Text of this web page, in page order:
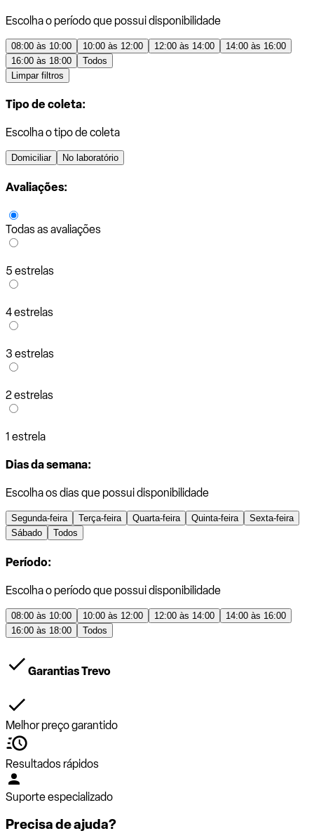
Escolha o período que possui disponibilidade
08:00 às 10:00 10:00 às 12:00 12:00 às 14:00
14:00 às 16:00
16:00 às 18:00
Todos
Limpar filtros
Tipo de coleta:
Escolha o tipo de coleta
Domiciliar No laboratório
Avaliações:
Todas as avaliações
5 estrelas
4 estrelas
3 estrelas
2 estrelas
1 estrela
Dias da semana:
Escolha os dias que possui disponibilidade
Segunda-feira Terça-feira Quarta-feira Quinta-feira
Sexta-feira
Sábado
Todos
Período:
Escolha o período que possui disponibilidade
08:00 às 10:00 10:00 às 12:00 12:00 às 14:00
14:00 às 16:00
16:00 às 18:00
Todos
Garantias Trevo
Melhor preço garantido
Resultados rápidos
Suporte especializado
Precisa de ajuda?